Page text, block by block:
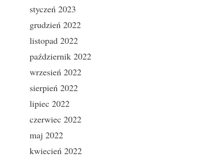
styczeń 2023
grudzień 2022
listopad 2022
październik 2022
wrzesień 2022
sierpień 2022
lipiec 2022
czerwiec 2022
maj 2022
kwiecień 2022